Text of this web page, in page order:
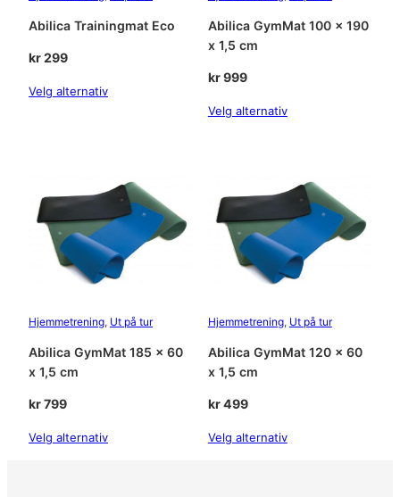
Abilica Trainingmat Eco
kr299
Velg alternativ
Abilica GymMat 100 x 190
x 1,5 cm
kr999
Velg alternativ
Hjemmetrening, Ut på tur
Abilica GymMat 185 x 60
x 1,5 cm
kr799
Velg alternativ
Hjemmetrening, Ut på tur
Abilica GymMat 120 x 60
x 1,5 cm
kr499
Velg alternativ